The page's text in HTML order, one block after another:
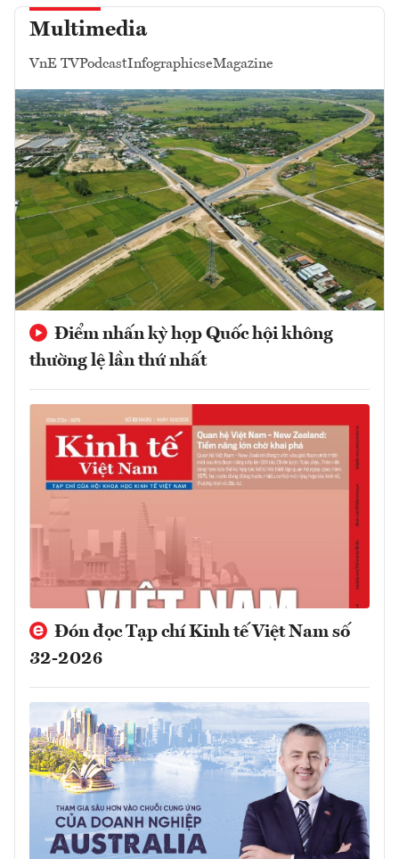
Multimedia
VnE TVPodcastInfographicseMagazine
Điểm nhấn kỳ họp Quốc hội không
thường lệ lần thứ nhất
Đón đọc Tạp chí Kinh tế Việt Nam số
32-2026